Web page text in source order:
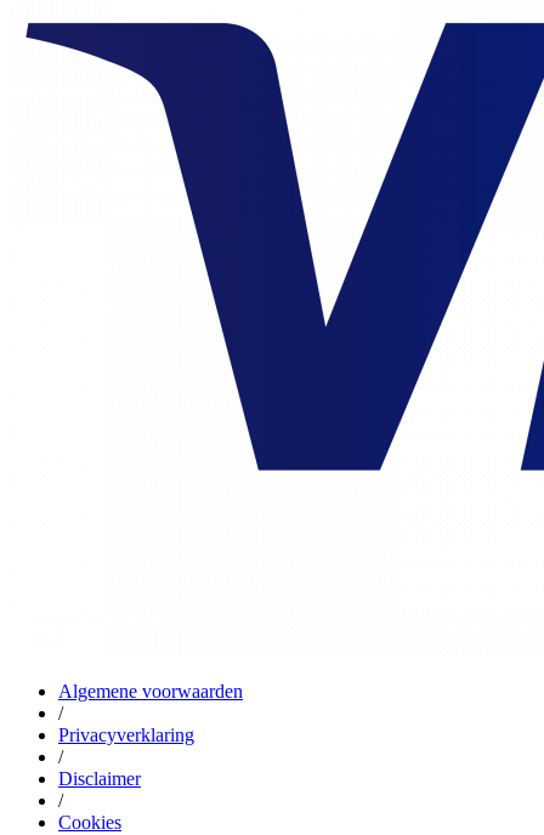
Algemene voorwaarden
/
Privacyverklaring
/
Disclaimer
/
Cookies